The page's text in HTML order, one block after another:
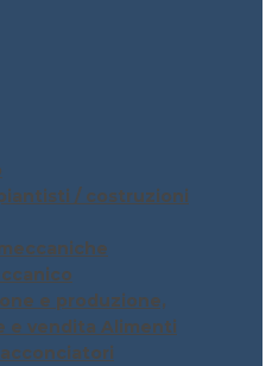
/ costruzioni
e produzione,
e vendita Alimenti